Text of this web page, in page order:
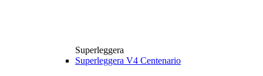
Superleggera
Superleggera V4 Centenario